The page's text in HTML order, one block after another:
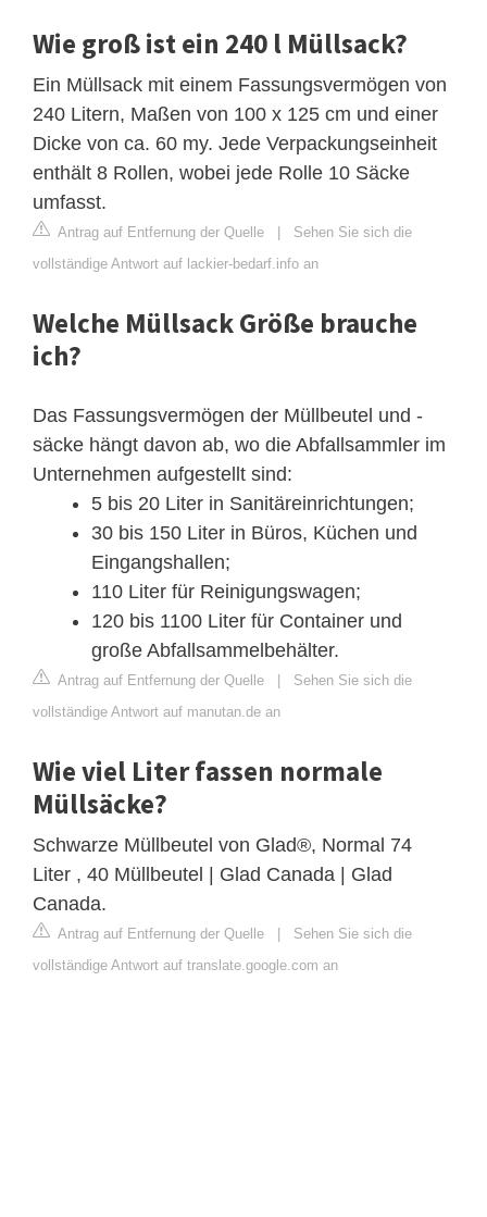
Wie groß ist ein 240 l Müllsack?
Ein Müllsack mit einem Fassungsvermögen von
240 Litern, Maßen von 100 x 125 cm und einer
Dicke von ca. 60 my. Jede Verpackungseinheit
enthält 8 Rollen, wobei jede Rolle 10 Säcke
umfasst.
Antrag auf Entfernung der Quelle | Sehen Sie sich die
vollständige Antwort auf lackier-bedarf.info an
Welche Müllsack Größe brauche
ich?
Das Fassungsvermögen der Müllbeutel und -
säcke hängt davon ab, wo die Abfallsammler im
Unternehmen aufgestellt sind:
5 bis 20 Liter in Sanitäreinrichtungen;
30 bis 150 Liter in Büros, Küchen und
Eingangshallen;
110 Liter für Reinigungswagen;
120 bis 1100 Liter für Container und
große Abfallsammelbehälter.
Antrag auf Entfernung der Quelle | Sehen Sie sich die
vollständige Antwort auf manutan.de an
Wie viel Liter fassen normale
Müllsäcke?
Schwarze Müllbeutel von Glad®, Normal 74
Liter , 40 Müllbeutel | Glad Canada | Glad
Canada.
Antrag auf Entfernung der Quelle | Sehen Sie sich die
vollständige Antwort auf translate.google.com an